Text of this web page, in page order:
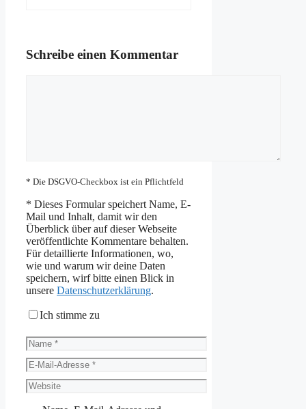
Schreibe einen Kommentar
* Die DSGVO-Checkbox ist ein Pflichtfeld
* Dieses Formular speichert Name, E-
Mail und Inhalt, damit wir den
Überblick über auf dieser Webseite
veröffentlichte Kommentare behalten.
Für detaillierte Informationen, wo,
wie und warum wir deine Daten
speichern, wirf bitte einen Blick in
unsere Datenschutzerklärung.
Ich stimme zu
Name
E-
Mail-
Adresse
Website